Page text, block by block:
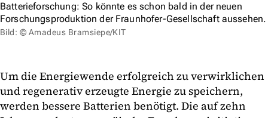
Batterieforschung: So könnte es schon bald in der neuen
Forschungsproduktion der Fraunhofer-Gesellschaft aussehen.
Bild: © Amadeus Bramsiepe/KIT
Um die Energiewende erfolgreich zu verwirklichen
und regenerativ erzeugte Energie zu speichern,
werden bessere Batterien benötigt. Die auf zehn